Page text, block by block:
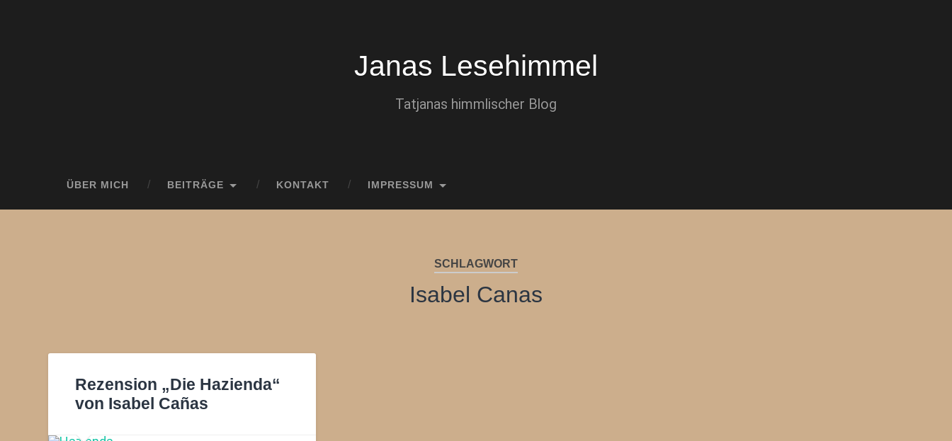
Janas Lesehimmel
Tatjanas himmlischer Blog
ÜBER MICH BEITRÄGE KONTAKT IMPRESSUM
SCHLAGWORT
Isabel Canas
Rezension „Die Hazienda“
von Isabel Cañas